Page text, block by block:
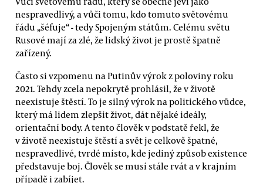
nespravedlivý, a vůči tomu, kdo tomuto světovému
řádu „šéfuje“ - tedy Spojeným státům. Celému světu
Rusové mají za zlé, že lidský život je prostě špatně
zařízený.
Často si vzpomenu na Putinův výrok z poloviny roku
2021. Tehdy zcela nepokrytě prohlásil, že v životě
neexistuje štěstí. To je silný výrok na politického vůdce,
který má lidem zlepšit život, dát nějaké ideály,
orientační body. A tento člověk v podstatě řekl, že
v životě neexistuje štěstí a svět je celkově špatné,
nespravedlivé, tvrdé místo, kde jediný způsob existence
představuje boj. Člověk se musí stále rvát a v krajním
případě i zabíjet.